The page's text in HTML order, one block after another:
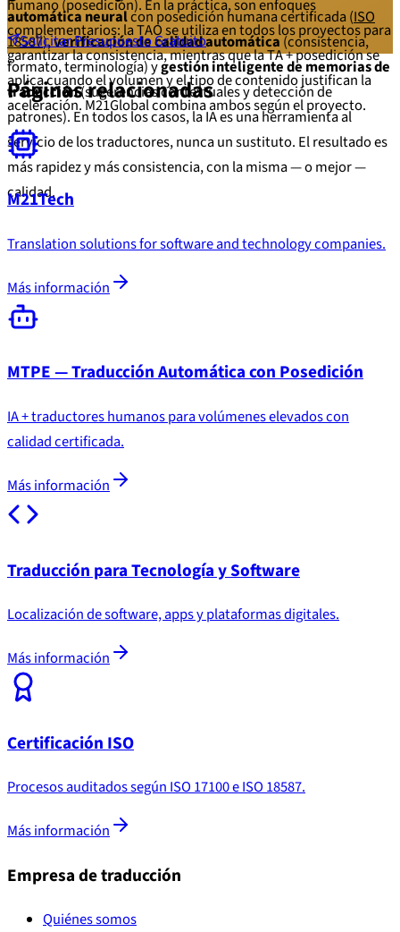
humano (posedición). En la práctica, son enfoques
complementarios: la TAO se utiliza en todos los proyectos para
garantizar la consistencia, mientras que la TA + posedición se
aplica cuando el volumen y el tipo de contenido justifican la
aceleración. M21Global combina ambos según el proyecto.
automática neuralcon posedición humana certificada (ISO
18587),verificación de calidad automática(consistencia,
formato, terminología) ygestión inteligente de memorias de
traducción(sugerencias contextuales y detección de
patrones). En todos los casos, la IA es una herramienta al
servicio de los traductores, nunca un sustituto. El resultado es
más rapidez y más consistencia, con la misma — o mejor —
calidad.
Solicitar Presupuesto Gratuito
Páginas relacionadas
M21Tech
Translation solutions for software and technology companies.
Más información
MTPE — Traducción Automática con Posedición
IA + traductores humanos para volúmenes elevados con
calidad certificada.
Más información
Traducción para Tecnología y Software
Localización de software, apps y plataformas digitales.
Más información
Certificación ISO
Procesos auditados según ISO 17100 e ISO 18587.
Más información
Empresa de traducción
Quiénes somos